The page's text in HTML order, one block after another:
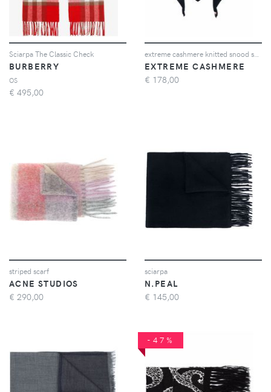
Sciarpa The Classic Check
BURBERRY
OS
€ 495,00
EXTREME CASHMERE
€ 178,00
striped scarf
ACNE STUDIOS
€ 290,00
sciarpa
N.PEAL
€ 145,00
-47%